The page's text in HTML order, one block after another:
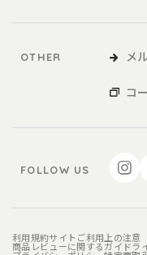
2．本サービスにおいて
の定める方法によっ
3．当社は、利用登録の
OTHER メ
コ
FOLLOW US
利用規約サイトご利用上の注意
商品レビューに関するガイドラ